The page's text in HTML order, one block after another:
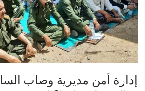
إدارة أمن مديرية وصاب